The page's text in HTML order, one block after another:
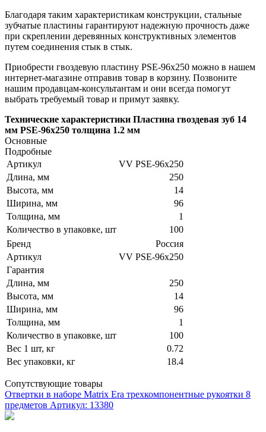
Благодаря таким характеристикам конструкции, стальные
зубчатые пластины гарантируют надежную прочность даже
при скреплении деревянных конструктивных элементов
путем соединения стык в стык.
Приобрести гвоздевую пластину PSE-96x250 можно в нашем
интернет-магазине отправив товар в корзину. Позвоните
нашим продавцам-консультантам и они всегда помогут
выбрать требуемый товар и примут заявку.
Технические характеристики Пластина гвоздевая зуб 14
мм PSE-96x250 толщина 1.2 мм
Основные
Подробные
Артикул
VV PSE-96x250
Длина, мм
250
Высота, мм
14
Ширина, мм
96
Толщина, мм
1
Количество в упаковке, шт
100
Бренд
Россия
Артикул
VV PSE-96x250
Гарантия
Длина, мм
250
Высота, мм
14
Ширина, мм
96
Толщина, мм
1
Количество в упаковке, шт
100
Вес 1 шт, кг
0.72
Вес упаковки, кг
18.4
Сопутствующие товары
Отвертки в наборе Matrix Era трехкомпонентные рукоятки 8
предметов Артикул: 13380